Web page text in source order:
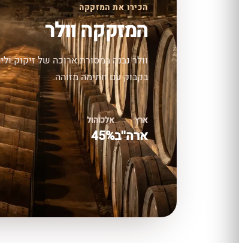
הכירו את המזקקה
המזקקה וולר
וולר נבנה במסורת ארוכה של זיקוק
בקבוק עם חתימה מזוהה.
ארץ
ארה''ב
אלכוהול
45%